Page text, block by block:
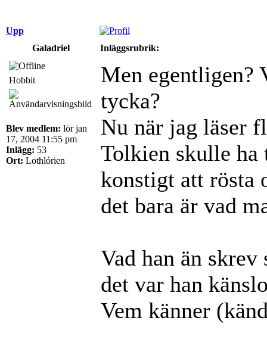
Upp
Galadriel
Inläggsrubrik:
Hobbit
Blev medlem: lör jan
17, 2004 11:55 pm
Inlägg: 53
Ort: Lothlórien
Men egentligen?
tycka?
Nu när jag läser
Tolkien skulle
konstigt att rösta
det bara är vad
Vad han än
det var han
Vem känner